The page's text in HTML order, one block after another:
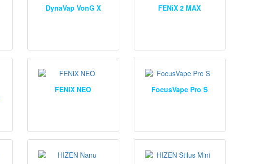
DynaVap VonG X FENiX 2 MAX
FENiX NEO FocusVape Pro S